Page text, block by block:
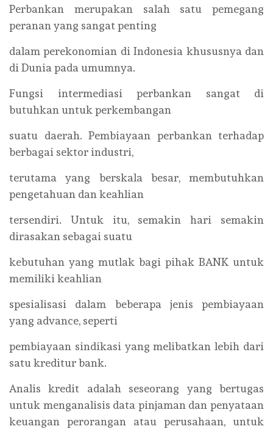
Perbankan merupakan salah satu pemegang
peranan yang sangat penting
dalam perekonomian di Indonesia khususnya dan
di Dunia pada umumnya.
Fungsi intermediasi perbankan sangat di
butuhkan untuk perkembangan
suatu daerah. Pembiayaan perbankan terhadap
berbagai sektor industri,
terutama yang berskala besar, membutuhkan
pengetahuan dan keahlian
tersendiri. Untuk itu, semakin hari semakin
dirasakan sebagai suatu
kebutuhan yang mutlak bagi pihak BANK untuk
memiliki keahlian
spesialisasi dalam beberapa jenis pembiayaan
yang advance, seperti
pembiayaan sindikasi yang melibatkan lebih dari
satu kreditur bank.
Analis kredit adalah seseorang yang bertugas
untuk menganalisis data pinjaman dan penyataan
keuangan perorangan atau perusahaan, untuk